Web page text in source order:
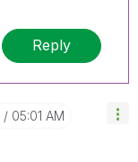
Reply
05:01 AM